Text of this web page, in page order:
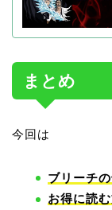
まとめ
今回は
ブリーチ
お得に読